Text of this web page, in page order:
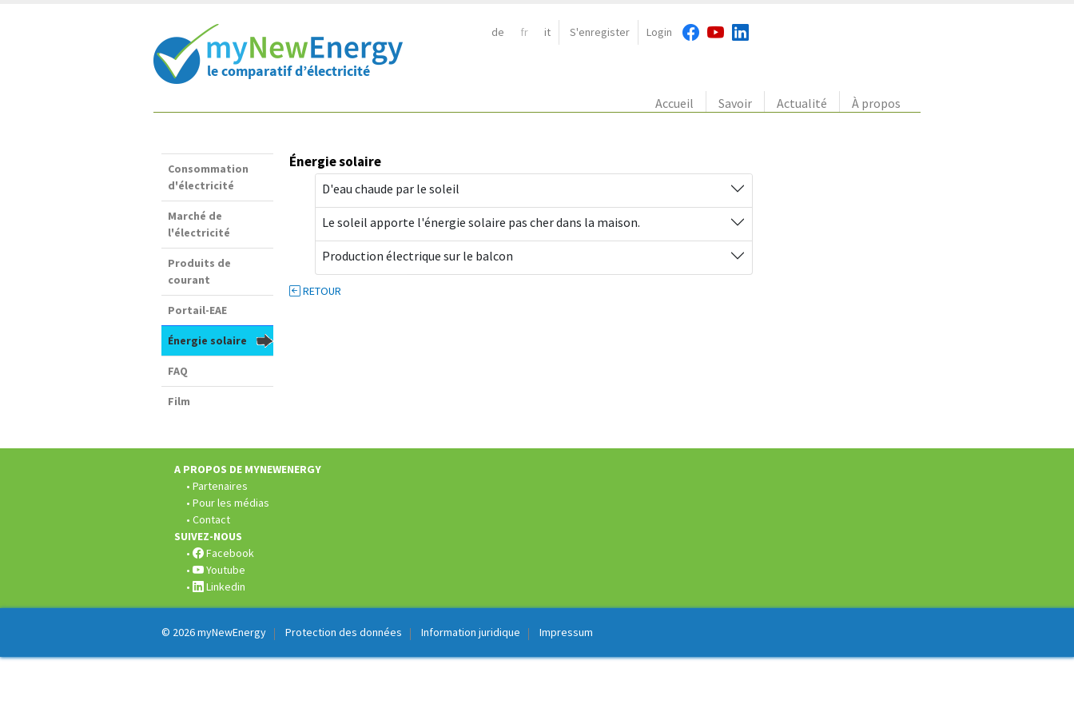
de fr it S'enregister Login
Accueil Savoir Actualité À propos
Énergie solaire
D'eau chaude par le soleil
Le soleil apporte l'énergie solaire pas cher dans la maison.
Production électrique sur le balcon
RETOUR
Consommation
d'électricité
Marché de
l'électricité
Produits de
courant
Portail-EAE
Énergie solaire
FAQ
Film
A PROPOS DE MYNEWENERGY
Partenaires
Pour les médias
Contact
SUIVEZ-NOUS
Facebook
Youtube
Linkedin
© 2026myNewEnergy Protection des données Information juridique Impressum